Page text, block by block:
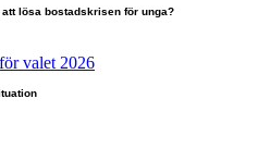
lösa bostadskrisen för unga?